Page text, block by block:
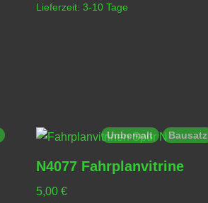
Lieferzeit: 3-10 Tage
Unbemalt Bausatz
N4077 Fahrplanvitrine
5,00 €